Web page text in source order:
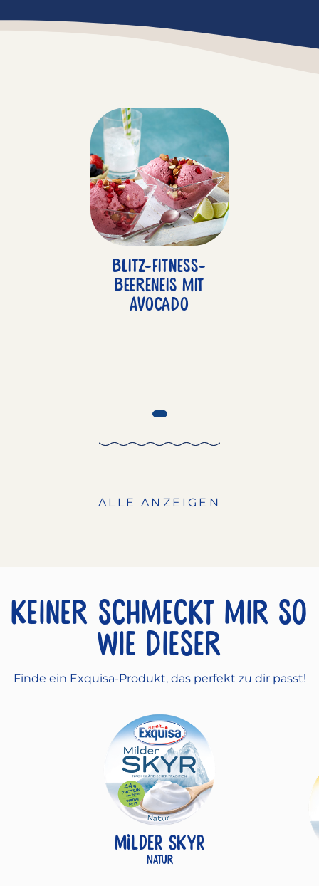
Blitz-Fitness-
Beereneis mit
Avocado
ALLE ANZEIGEN
Keiner schmeckt mir so
wie dieser
Finde ein Exquisa-Produkt, das perfekt zu dir passt!
MILDER SKYR
Natur